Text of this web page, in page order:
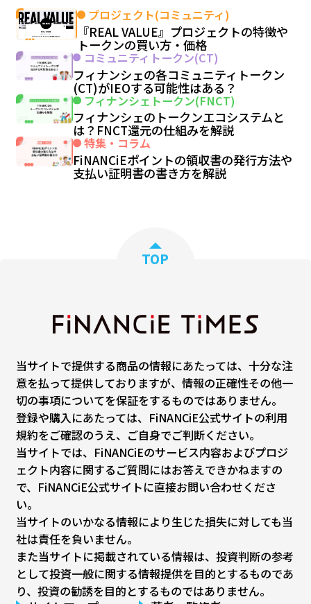
プロジェクト(コミュニティ)
『REAL VALUE』プロジェクトの特徴や
トークンの買い方・価格
コミュニティトークン(CT)
フィナンシェの各コミュニティトークン
(CT)がIEOする可能性はある？
フィナンシェトークン(FNCT)
フィナンシェのトークンエコシステムと
は？FNCT還元の仕組みを解説
特集・コラム
FiNANCiEポイントの領収書の発行方法や
支払い証明書の書き方を解説
TOP
当サイトで提供する商品の情報にあたっては、十分な注
意を払って提供しておりますが、情報の正確性その他一
切の事項についてを保証をするものではありません。
登録や購入にあたっては、FiNANCiE公式サイトの利用
規約をご確認のうえ、ご自身でご判断ください。
当サイトでは、FiNANCiEのサービス内容およびプロジ
ェクト内容に関するご質問にはお答えできかねますの
で、FiNANCiE公式サイトに直接お問い合わせくださ
い。
当サイトのいかなる情報により生じた損失に対しても当
社は責任を負いません。
また当サイトに掲載されている情報は、投資判断の参考
として投資一般に関する情報提供を目的とするものであ
り、投資の勧誘を目的とするものではありません。